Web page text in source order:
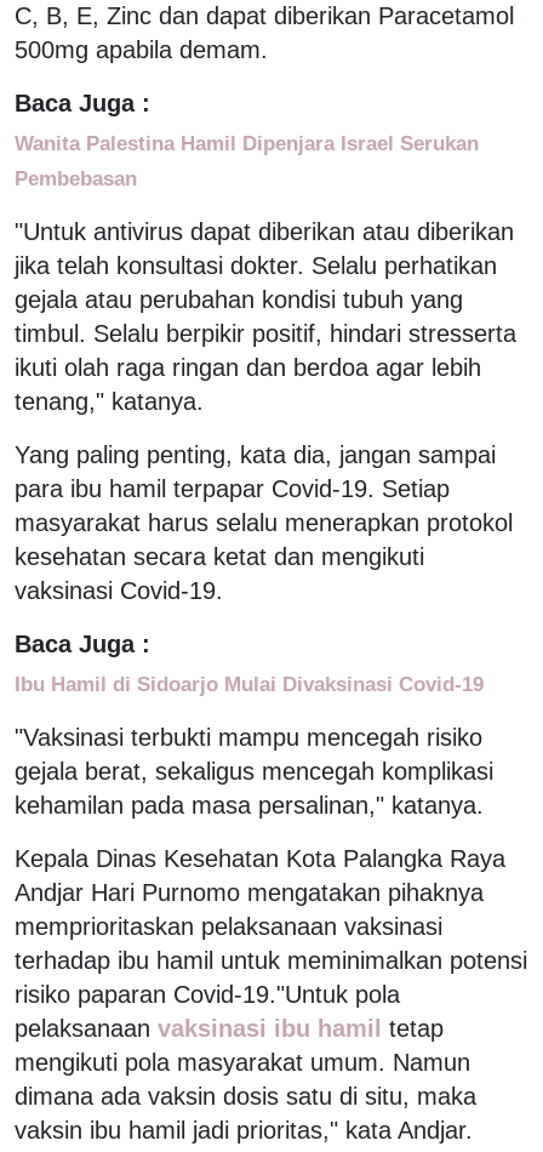
C, B, E, Zinc dan dapat diberikan Paracetamol
500mg apabila demam.
Baca Juga :
Wanita Palestina Hamil Dipenjara Israel Serukan
Pembebasan
"Untuk antivirus dapat diberikan atau diberikan
jika telah konsultasi dokter. Selalu perhatikan
gejala atau perubahan kondisi tubuh yang
timbul. Selalu berpikir positif, hindari stresserta
ikuti olah raga ringan dan berdoa agar lebih
tenang," katanya.
Yang paling penting, kata dia, jangan sampai
para ibu hamil terpapar Covid-19. Setiap
masyarakat harus selalu menerapkan protokol
kesehatan secara ketat dan mengikuti
vaksinasi Covid-19.
Baca Juga :
Ibu Hamil di Sidoarjo Mulai Divaksinasi Covid-19
"Vaksinasi terbukti mampu mencegah risiko
gejala berat, sekaligus mencegah komplikasi
kehamilan pada masa persalinan," katanya.
Kepala Dinas Kesehatan Kota Palangka Raya
Andjar Hari Purnomo mengatakan pihaknya
memprioritaskan pelaksanaan vaksinasi
terhadap ibu hamil untuk meminimalkan potensi
risiko paparan Covid-19."Untuk pola
pelaksanaan vaksinasi ibu hamil tetap
mengikuti pola masyarakat umum. Namun
dimana ada vaksin dosis satu di situ, maka
vaksin ibu hamil jadi prioritas," kata Andjar.